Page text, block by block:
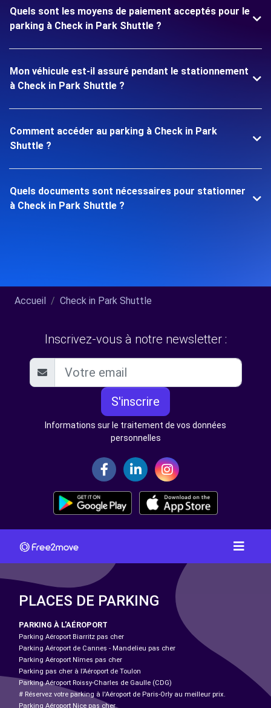
Quels sont les moyens de paiement acceptés pour le
parking à Check in Park Shuttle ?
Mon véhicule est-il assuré pendant le stationnement
à Check in Park Shuttle ?
Comment accéder au parking à Check in Park
Shuttle ?
Quels documents sont nécessaires pour stationner
à Check in Park Shuttle ?
Accueil Check in Park Shuttle
Inscrivez-vous à notre newsletter :
S'inscrire
Informations sur le traitement de vos données
personnelles
PLACES DE PARKING
PARKING À L'AÉROPORT
Parking Aéroport Biarritz pas cher
Parking Aéroport de Cannes - Mandelieu pas cher
Parking Aéroport Nîmes pas cher
Parking pas cher à l’Aéroport de Toulon
Parking Aéroport Roissy-Charles de Gaulle (CDG)
# Réservez votre parking à l'Aéroport de Paris-Orly au meilleur prix.
Parking Aéroport Nice pas cher